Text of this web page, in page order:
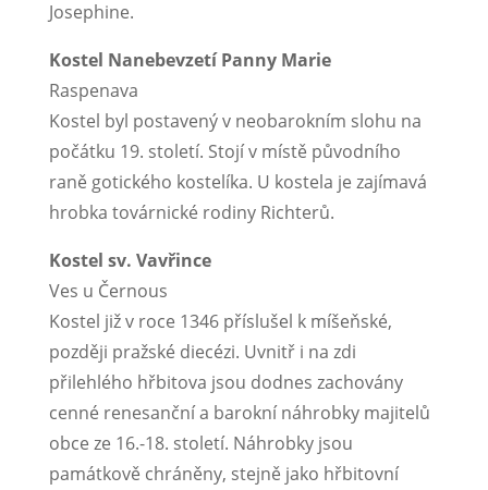
Josephine.
Kostel Nanebevzetí Panny Marie
Raspenava
Kostel byl postavený v neobarokním slohu na
počátku 19. století. Stojí v místě původního
raně gotického kostelíka. U kostela je zajímavá
hrobka továrnické rodiny Richterů.
Kostel sv. Vavřince
Ves u Černous
Kostel již v roce 1346 příslušel k míšeňské,
později pražské diecézi. Uvnitř i na zdi
přilehlého hřbitova jsou dodnes zachovány
cenné renesanční a barokní náhrobky majitelů
obce ze 16.-18. století. Náhrobky jsou
památkově chráněny, stejně jako hřbitovní